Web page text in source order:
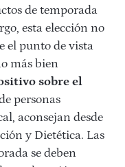
de temporada
esta elección no
el punto de vista
más bien
sobre el
personas
aconsejan desde
y Dietética. Las
se deben